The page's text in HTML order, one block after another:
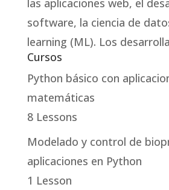
las aplicaciones web, el
software, la ciencia de
learning (ML). Los
Cursos
Python básico con
matemáticas
8 Lessons
Modelado y control de
aplicaciones en Python
1 Lesson